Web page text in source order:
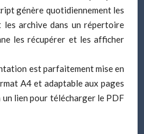
génère quotidiennement les
archive dans un répertoire
les récupérer et les afficher
est parfaitement mise en
A4 et adaptable aux pages
un lien pour télécharger le PDF